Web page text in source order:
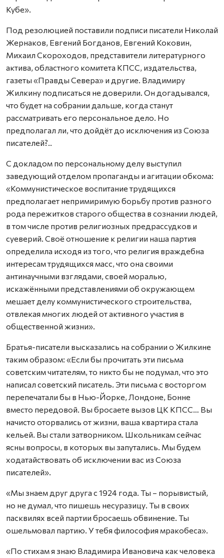
Кубе».
Под резолюцией поставили подписи писатели Николай
Жернаков, Евгений Богданов, Евгений Коковин,
Михаил Скороходов, представители литературного
актива, областного комитета КПСС, издательства,
газеты «Правды Севера» и другие. Владимиру
Жилкину подписаться не доверили. Он догадывался,
что будет на собрании дальше, когда станут
рассматривать его персональное дело. Но
предполагал ли, что дойдёт до исключения из Союза
писателей?..
С докладом по персональному делу выступил
заведующий отделом пропаганды и агитации обкома:
«Коммунистическое воспитание трудящихся
предполагает непримиримую борьбу против разного
рода пережитков старого общества в сознании людей,
в том числе против религиозных предрассудков и
суеверий. Своё отношение к религии наша партия
определила исходя из того, что религия враждебна
интересам трудящихся масс, что она своими
антинаучными взглядами, своей моралью,
искажёнными представлениями об окружающем
мешает делу коммунистического строительства,
отвлекая многих людей от активного участия в
общественной жизни».
Братья-писатели высказались на собрании о Жилкине
таким образом: «Если бы прочитать эти письма
советским читателям, то никто бы не подумал, что это
написал советский писатель. Эти письма с восторгом
перепечатали бы в Нью-Йорке, Лондоне, Бонне
вместо передовой. Вы бросаете вызов ЦК КПСС… Вы
начисто оторвались от жизни, ваша квартира стала
кельей. Вы стали затворником. Школьникам сейчас
ясны вопросы, в которых вы запутались. Мы будем
ходатайствовать об исключении вас из Союза
писателей».
«Мы знаем друг друга с 1924 года. Ты – порывистый,
но не думал, что пишешь несуразицу. Ты в своих
пасквилях всей партии бросаешь обвинение. Ты
ошельмовал партию. У тебя философия мракобеса».
«По стихам я знаю Владимира Ивановича как человека